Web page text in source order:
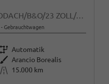
CAPSULE EDITION/PANODACH/B&O/23 ZOLL/ALLRAD/650 PS
Gebrauchtwagen
Getriebe Automatik
Außenfarbe Arancio Borealis
Kilometerstand
15.000 km